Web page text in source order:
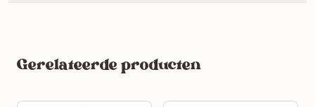
Gerelateerde producten